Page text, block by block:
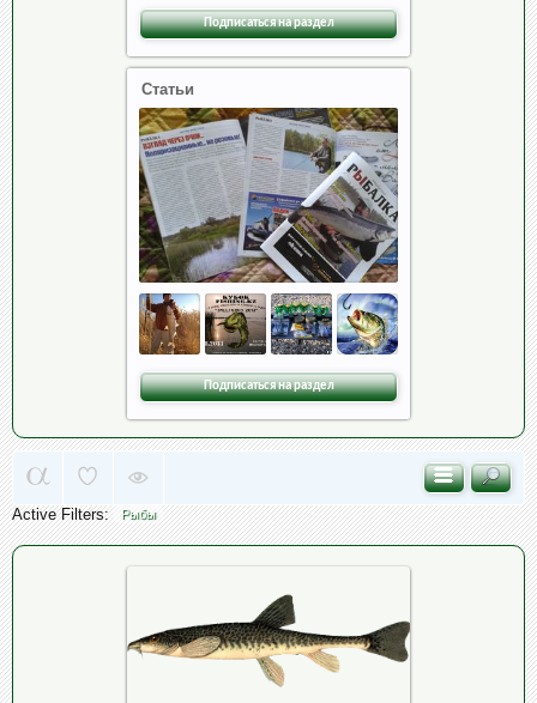
Подписаться на раздел
Статьи
Подписаться на раздел
Active Filters: Рыбы